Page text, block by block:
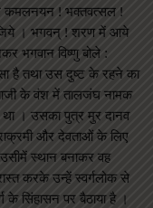
कमलनयन ! भक्तवत्सल !
। भगवन् ! शरण में आये
भगवान विष्णु बोले :
है तथा उस दुष्ट के रहने का
के वंश में तालजंघ नामक
। उसका पुत्र मुर दानव
और देवताओं के लिए
स्थान बनाकर वह
करके उन्हें स्वर्गलोक से
के सिंहासन पर बैठाया है ।